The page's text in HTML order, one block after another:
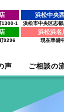
1300-1
浜松中央
浜松市中央区志
9296
浜松浜名
現在準備
声 ご相談の